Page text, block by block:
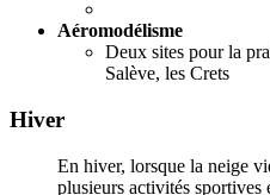
Aéromodélisme
Deux sites pour la
Salève, les Crets
Hiver
En hiver, lorsque la neige
plusieurs activités sportives